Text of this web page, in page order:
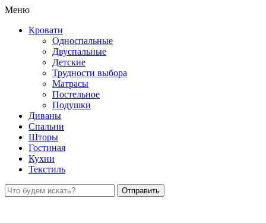
Меню
Кровати
Односпальные
Двуспальные
Детские
Трудности выбора
Матрасы
Постельное
Подушки
Диваны
Спальни
Шторы
Гостиная
Кухни
Текстиль